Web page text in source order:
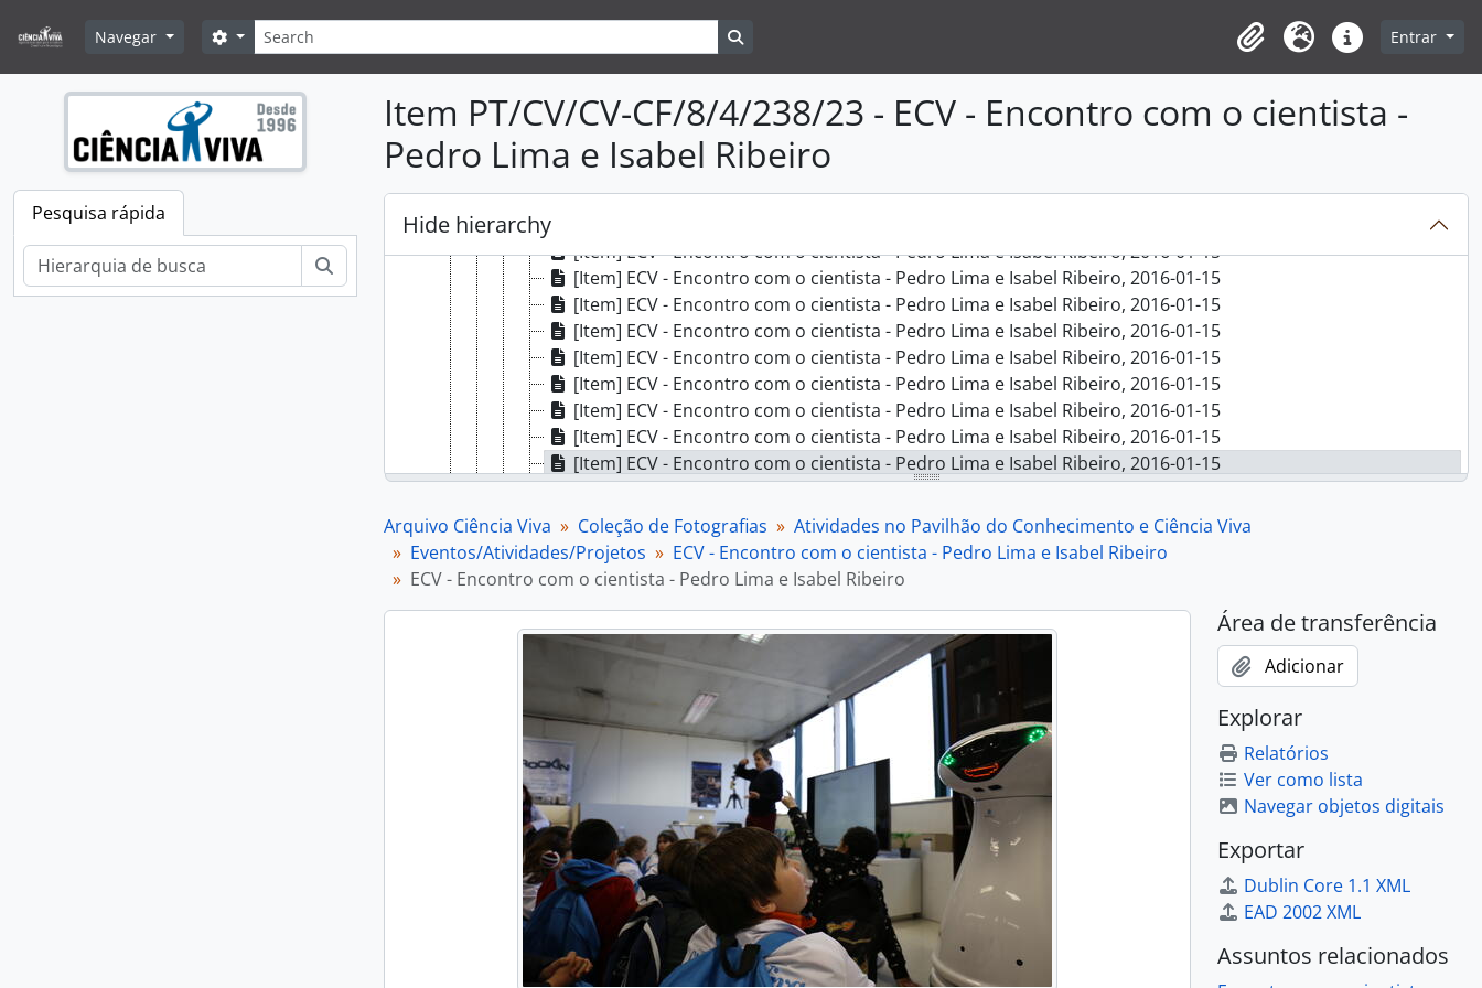
Navegar
Pesquisar
Search options
Clipboard
Idioma Ligações rápidas
Entrar
Pesquisa rápida
Pesquisar
Item PT/CV/CV-CF/8/4/238/23 - ECV - Encontro com o cientista -
Pedro Lima e Isabel Ribeiro
Hide hierarchy
[Item] ECV - Encontro com o cientista - Pedro Lima e Isabel Ribeiro, 2016-01-15
[Item] ECV - Encontro com o cientista - Pedro Lima e Isabel Ribeiro, 2016-01-15
[Item] ECV - Encontro com o cientista - Pedro Lima e Isabel Ribeiro, 2016-01-15
[Item] ECV - Encontro com o cientista - Pedro Lima e Isabel Ribeiro, 2016-01-15
[Item] ECV - Encontro com o cientista - Pedro Lima e Isabel Ribeiro, 2016-01-15
[Item] ECV - Encontro com o cientista - Pedro Lima e Isabel Ribeiro, 2016-01-15
[Item] ECV - Encontro com o cientista - Pedro Lima e Isabel Ribeiro, 2016-01-15
[Item] ECV - Encontro com o cientista - Pedro Lima e Isabel Ribeiro, 2016-01-15
[Item] ECV - Encontro com o cientista - Pedro Lima e Isabel Ribeiro, 2016-01-15
[Item] ECV - Encontro com o cientista - Pedro Lima e Isabel Ribeiro, 2016-01-15
[Item] ECV - Encontro com o cientista - Pedro Lima e Isabel Ribeiro, 2016-01-15
[Item] ECV - Encontro com o cientista - Pedro Lima e Isabel Ribeiro, 2016-01-15
[Item] ECV - Encontro com o cientista - Pedro Lima e Isabel Ribeiro, 2016-01-15
[Item] ECV - Encontro com o cientista - Pedro Lima e Isabel Ribeiro, 2016-01-15
[Item] ECV - Encontro com o cientista - Pedro Lima e Isabel Ribeiro, 2016-01-15
[Item] ECV - Encontro com o cientista - Pedro Lima e Isabel Ribeiro, 2016-01-15
[Item] ECV - Encontro com o cientista - Pedro Lima e Isabel Ribeiro, 2016-01-15
[Item] ECV - Encontro com o cientista - Pedro Lima e Isabel Ribeiro, 2016-01-15
[Item] ECV - Encontro com o cientista - Pedro Lima e Isabel Ribeiro, 2016-01-15
[Item] ECV - Encontro com o cientista - Pedro Lima e Isabel Ribeiro, 2016-01-15
[Item] ECV - Encontro com o cientista - Pedro Lima e Isabel Ribeiro, 2016-01-15
[Item] ECV - Encontro com o cientista - Pedro Lima e Isabel Ribeiro, 2016-01-15
[Item] ECV - Encontro com o cientista - Pedro Lima e Isabel Ribeiro, 2016-01-15
[Item] ECV - Encontro com o cientista - Pedro Lima e Isabel Ribeiro, 2016-01-15
[Item] ECV - Encontro com o cientista - Pedro Lima e Isabel Ribeiro, 2016-01-15
[Item] ECV - Encontro com o cientista - Pedro Lima e Isabel Ribeiro, 2016-01-15
[Item] ECV - Encontro com o cientista - Pedro Lima e Isabel Ribeiro, 2016-01-15
[Item] ECV - Encontro com o cientista - Pedro Lima e Isabel Ribeiro, 2016-01-15
[Item] ECV - Encontro com o cientista - Pedro Lima e Isabel Ribeiro, 2016-01-15
[Item] ECV - Encontro com o cientista - Pedro Lima e Isabel Ribeiro, 2016-01-15
[Item] ECV - Encontro com o cientista - Pedro Lima e Isabel Ribeiro, 2016-01-15
[Item] ECV - Encontro com o cientista - Pedro Lima e Isabel Ribeiro, 2016-01-15
Arquivo Ciência Viva Coleção de Fotografias
Atividades no Pavilhão do Conhecimento e Ciência Viva
Eventos/Atividades/Projetos
ECV - Encontro com o cientista - Pedro Lima e Isabel Ribeiro
ECV - Encontro com o cientista - Pedro Lima e Isabel Ribeiro
Área de transferência
Adicionar
Explorar
Relatórios
Ver como lista
Navegar objetos digitais
Exportar
Dublin Core 1.1 XML
EAD 2002 XML
Assuntos relacionados